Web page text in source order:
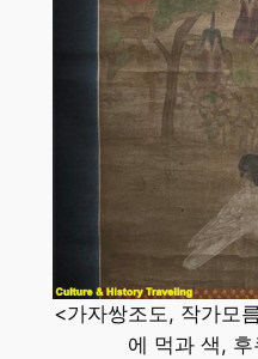
<가자쌍조도, 작가모
에 먹과 색,